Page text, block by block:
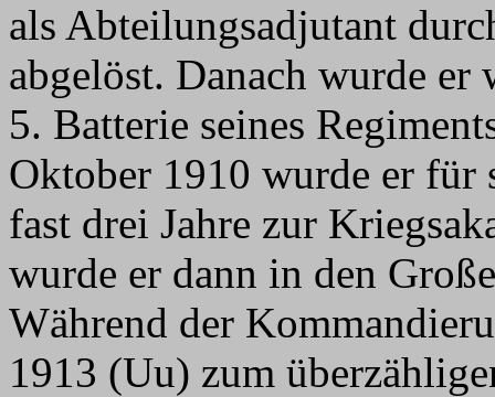
als Abteilungsadjutant
abgelöst. Danach wurde
5. Batterie seines
Oktober 1910 wurde er für
fast drei Jahre zur
wurde er dann in den
Während der
1913 (Uu) zum